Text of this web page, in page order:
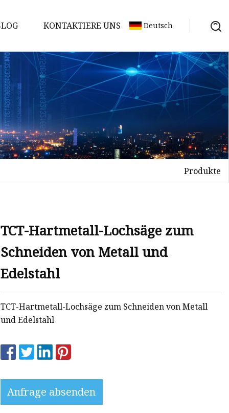
KONTAKTIERE UNS Deutsch
Produkte
TCT-Hartmetall-Lochsäge zum
Schneiden von Metall und
Edelstahl
TCT-Hartmetall-Lochsäge zum Schneiden von Metall
und Edelstahl
Anfrage absenden